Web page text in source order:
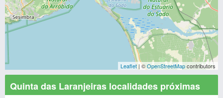
Leaflet | ©OpenStreetMapcontributors
Quinta das Laranjeiras localidades próximas